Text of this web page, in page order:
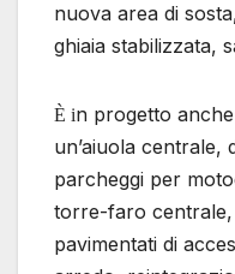
nuova area di
ghiaia stabilizzata,
È in progetto
un’aiuola centrale,
parcheggi per
torre-faro
pavimentati di